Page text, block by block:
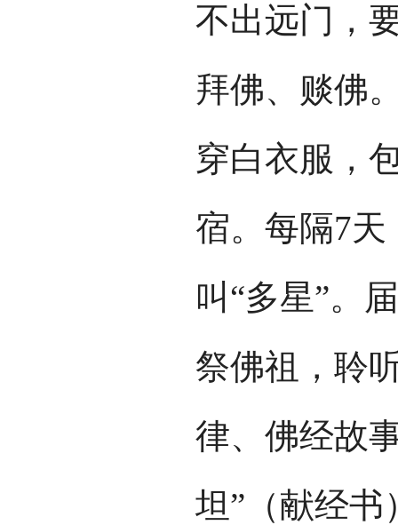
不出远门，
拜佛、赕佛
穿白衣服，
宿。每隔7
叫“多星”。
祭佛祖，聆
律、佛经故
坦”（献经书